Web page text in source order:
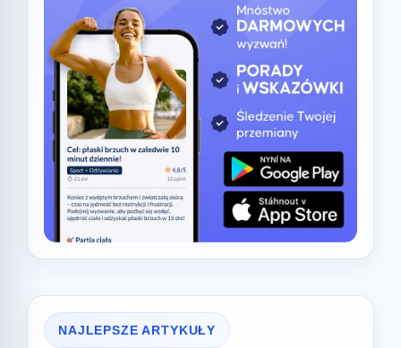
NAJLEPSZE ARTYKUŁY